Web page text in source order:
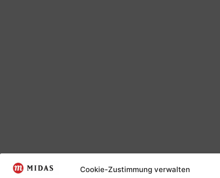
Cookie-Zustimmung verwalten